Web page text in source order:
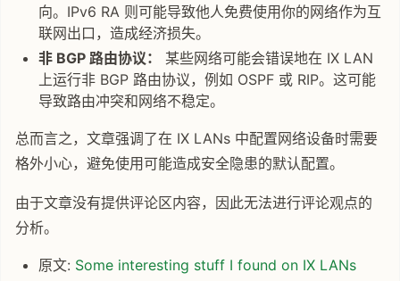
向。IPv6 RA 则可能导致他人免费使用你的网络作为互
联网出口，造成经济损失。
非 BGP 路由协议：
某些网络可能会错误地在 IX LAN
上运行非 BGP 路由协议，例如 OSPF 或 RIP。这可能
导致路由冲突和网络不稳定。
总而言之，文章强调了在 IX LANs 中配置网络设备时需要
格外小心，避免使用可能造成安全隐患的默认配置。
由于文章没有提供评论区内容，因此无法进行评论观点的
分析。
原文: Some interesting stuff I found on IX LANs